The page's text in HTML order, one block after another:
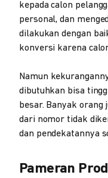
kepada calon
personal, dan
dilakukan dengan
konversi karena
Namun
dibutuhkan bisa
besar. Banyak
dari nomor tidak
dan pendekatannya
Pameran